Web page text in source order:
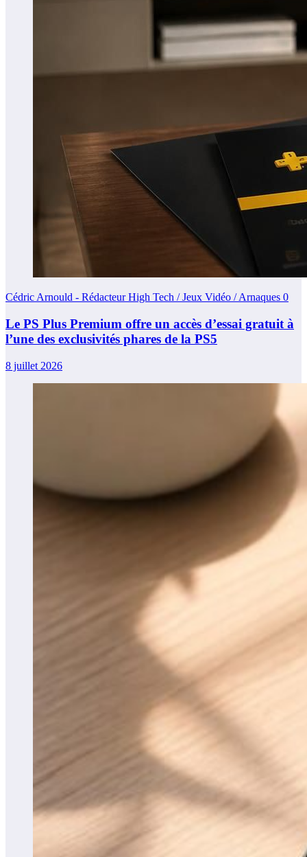
Cédric Arnould - Rédacteur High Tech / Jeux Vidéo / Arnaques 0
Le PS Plus Premium offre un accès d’essai gratuit à
l’une des exclusivités phares de la PS5
8 juillet 2026